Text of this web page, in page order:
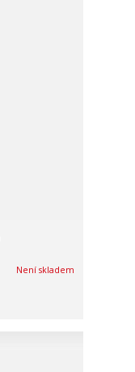
Není skladem